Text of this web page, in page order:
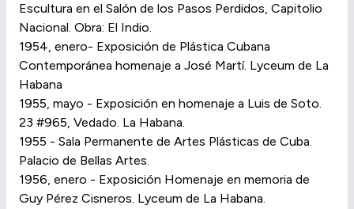
Escultura en el Salón de los Pasos Perdidos, Capitolio
Nacional. Obra: El Indio.
1954, enero- Exposición de Plástica Cubana
Contemporánea homenaje a José Martí. Lyceum de La
Habana
1955, mayo - Exposición en homenaje a Luis de Soto.
23 #965, Vedado. La Habana.
1955 - Sala Permanente de Artes Plásticas de Cuba.
Palacio de Bellas Artes.
1956, enero - Exposición Homenaje en memoria de
Guy Pérez Cisneros. Lyceum de La Habana.